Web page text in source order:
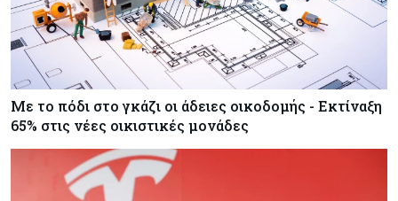
Με το πόδι στο γκάζι οι άδειες οικοδομής - Εκτίναξη
65% στις νέες οικιστικές μονάδες